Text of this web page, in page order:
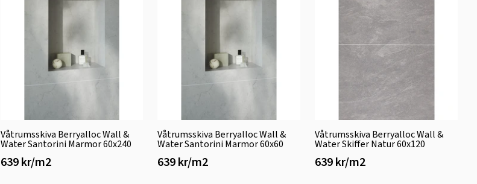
Våtrumsskiva Berryalloc Wall &
Water Santorini Marmor 60x240
639 kr/m2
Våtrumsskiva Berryalloc Wall &
Water Santorini Marmor 60x60
639 kr/m2
Våtrumsskiva Berryalloc Wall &
Water Skiffer Natur 60x120
639 kr/m2